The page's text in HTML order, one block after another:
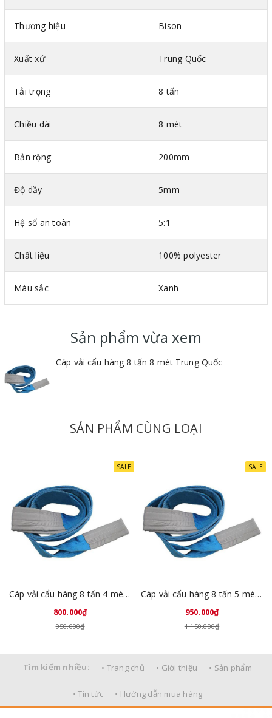
Trung Quốc
Thông số kỹ thuật cáp vải bản dẹt Trung Quốc
Mã màu theo tiêu chuẩn DIN-EN 1492-1
Bản rộng : Mỗi 25mm ứng với tải trọng 1 tấn
Thương hiệu Bison
Xuất xứ Trung Quốc
Tải trọng 8 tấn
Chiều dài 8 mét
Bản rộng 200mm
Độ dầy 5mm
Hệ số an toàn 5:1
Chất liệu 100% polyester
Màu sắc Xanh
Sản phẩm vừa xem
Cáp vải cẩu hàng 8 tấn 8 mét Trung Quốc
SẢN PHẨM CÙNG LOẠI
SALE
Cáp vải cẩu hàng 8 tấn 4 mét Trung Quốc
800.000₫
950.000₫
SALE
Cáp vải cẩu hàng 8 tấn 5 mét Trung Quốc
950.000₫
1.150.000₫
Tìm kiếm nhiều: • Trang chủ • Giới thiệu • Sản phẩm
• Tin tức • Hướng dẫn mua hàng